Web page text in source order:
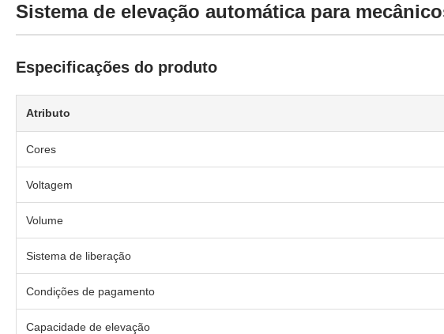
Sistema de elevação automática para
Especificações do produto
Atributo
Cores
Voltagem
Volume
Sistema de liberação
Condições de pagamento
Capacidade de elevação